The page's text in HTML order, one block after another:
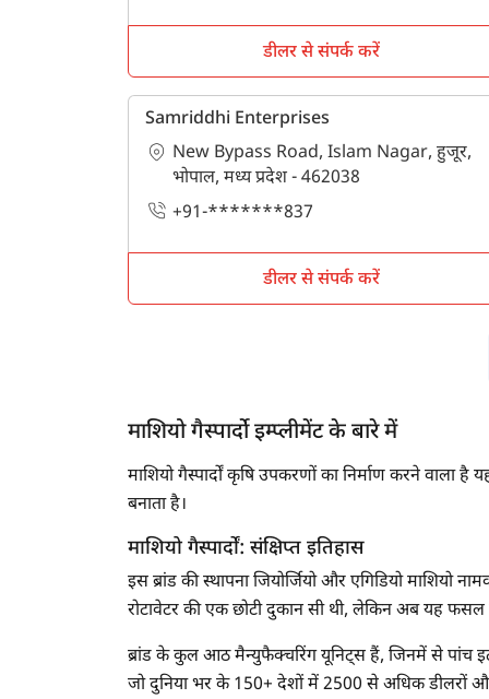
कटर मिक्सर फीडर
डिस्क सीड ड्रिल
ग्रूमिंग मोवर
मल्टी क्रॉप रो प्लांटर
श्रेडर
डीलर से संपर्क करें
Samriddhi Enterprises
New Bypass Road, Islam Nagar, हुजूर,
भोपाल, मध्य प्रदेश - 462038
+91-*******837
डीलर से संपर्क करें
माशियो गैस्पार्दो इम्प्लीमेंट के बारे में
माशियो गैस्पार्दों कृषि उपकरणों का निर्माण करने वाला
बनाता है।
माशियो गैस्पार्दों: संक्षिप्त इतिहास
इस ब्रांड की स्थापना जियोर्जियो और एगिडियो
रोटावेटर की एक छोटी दुकान सी थी, लेकिन अब यह
ब्रांड के कुल आठ मैन्युफैक्चरिंग यूनिट्स हैं, जिनमें से पांच
जो दुनिया भर के 150+ देशों में 2500 से अधिक डीलरों